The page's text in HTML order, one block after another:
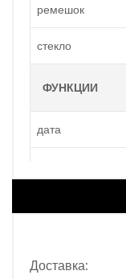
ремешок
стекло
ФУНКЦИИ
дата
секунды
Доставка: